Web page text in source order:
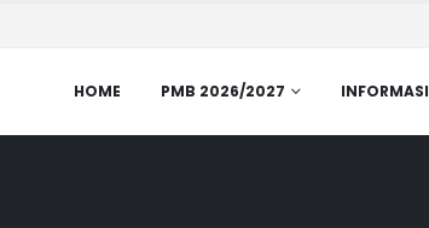
HOME PMB 2026/2027 INFORMASI